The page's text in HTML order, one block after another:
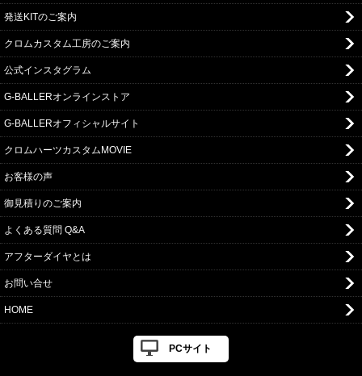
発送KITのご案内
クロムカスタム工房のご案内
公式インスタグラム
G-BALLERオンラインストア
G-BALLERオフィシャルサイト
クロムハーツカスタムMOVIE
お客様の声
御見積りのご案内
よくある質問 Q&A
アフターダイヤとは
お問い合せ
HOME
PCサイト